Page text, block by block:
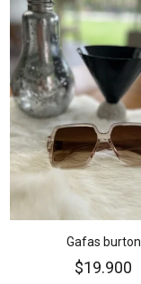
Gafas burton
$19.900